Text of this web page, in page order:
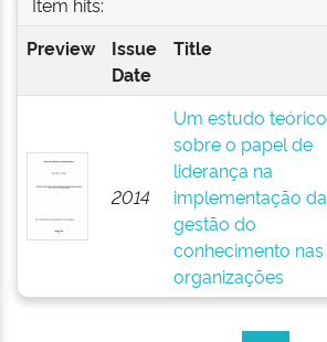
Preview
Issue
Date
Title
2014
Um estudo teórico
sobre o papel de
liderança na
implementação da
gestão do
conhecimento nas
organizações